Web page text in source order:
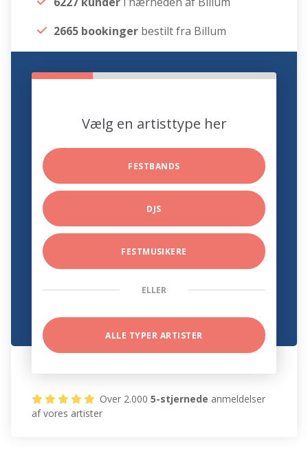
2665 bookinger bestilt fra Billum
Vælg en artisttype her
FESTBANDS
DJS
FESTMUSIKERE
ELLER
ALLE TYPER ARTISTER
Over 2.0005-stjernede anmeldelser
af vores artister